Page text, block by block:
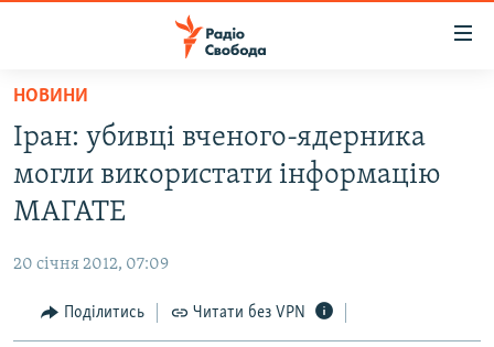
Перейти
основного
матеріалу
Перейти
до
основної
Перейти
до
РАДІО СВОБОДА – 70 РОКІВ
ВСЕ ЗА ДОБУ
СТАТТІ
СУСПІЛЬСТВО
РОСІЙСЬКА «ФІЛЬТРАЦІЯ»
ДОНБАС.РЕАЛІЇ
НОВИНИ
Іран: убивці вченого-ядерника
могли використати інформацію
МАГАТЕ
20 січня 2012, 07:09
Поділитись Читати без VPN